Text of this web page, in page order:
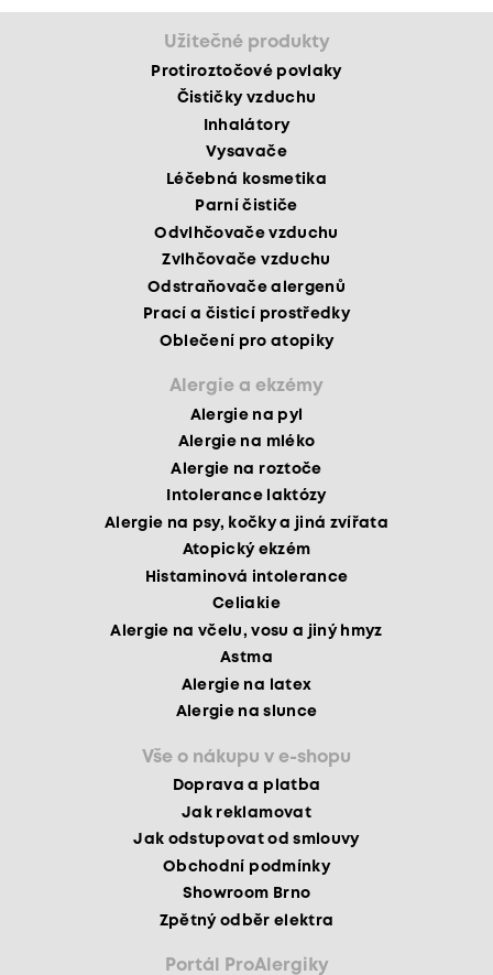
Užitečné produkty
Protiroztočové povlaky
Čističky vzduchu
Inhalátory
Vysavače
Léčebná kosmetika
Parní čističe
Odvlhčovače vzduchu
Zvlhčovače vzduchu
Odstraňovače alergenů
Prací a čisticí prostředky
Oblečení pro atopiky
Alergie a ekzémy
Alergie na pyl
Alergie na mléko
Alergie na roztoče
Intolerance laktózy
Alergie na psy, kočky a jiná zvířata
Atopický ekzém
Histaminová intolerance
Celiakie
Alergie na včelu, vosu a jiný hmyz
Astma
Alergie na latex
Alergie na slunce
Vše o nákupu v e-shopu
Doprava a platba
Jak reklamovat
Jak odstupovat od smlouvy
Obchodní podmínky
Showroom Brno
Zpětný odběr elektra
Portál ProAlergiky